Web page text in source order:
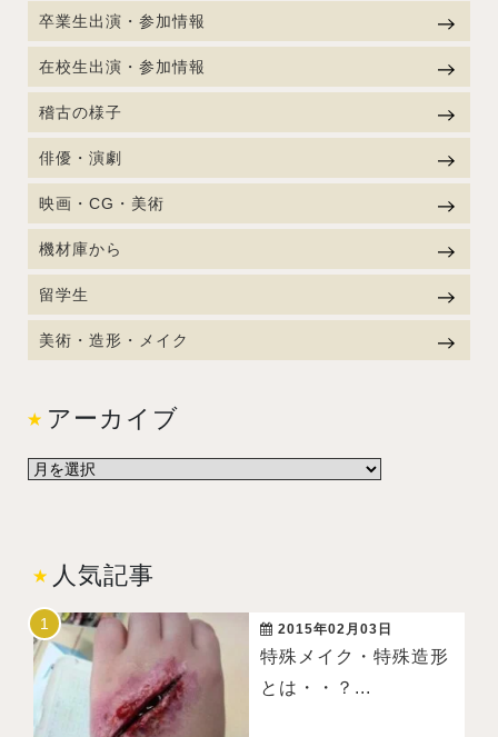
卒業生出演・参加情報
在校生出演・参加情報
稽古の様子
俳優・演劇
映画・CG・美術
機材庫から
留学生
美術・造形・メイク
アーカイブ
人気記事
2015年02月03日
特殊メイク・特殊造形
とは・・？...